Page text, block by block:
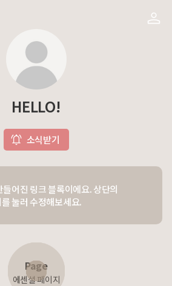
HELLO!
소식받기
들어진 링크 블록이에요. 상단의
눌러 수정해보세요.
Page
에센셜 페이지